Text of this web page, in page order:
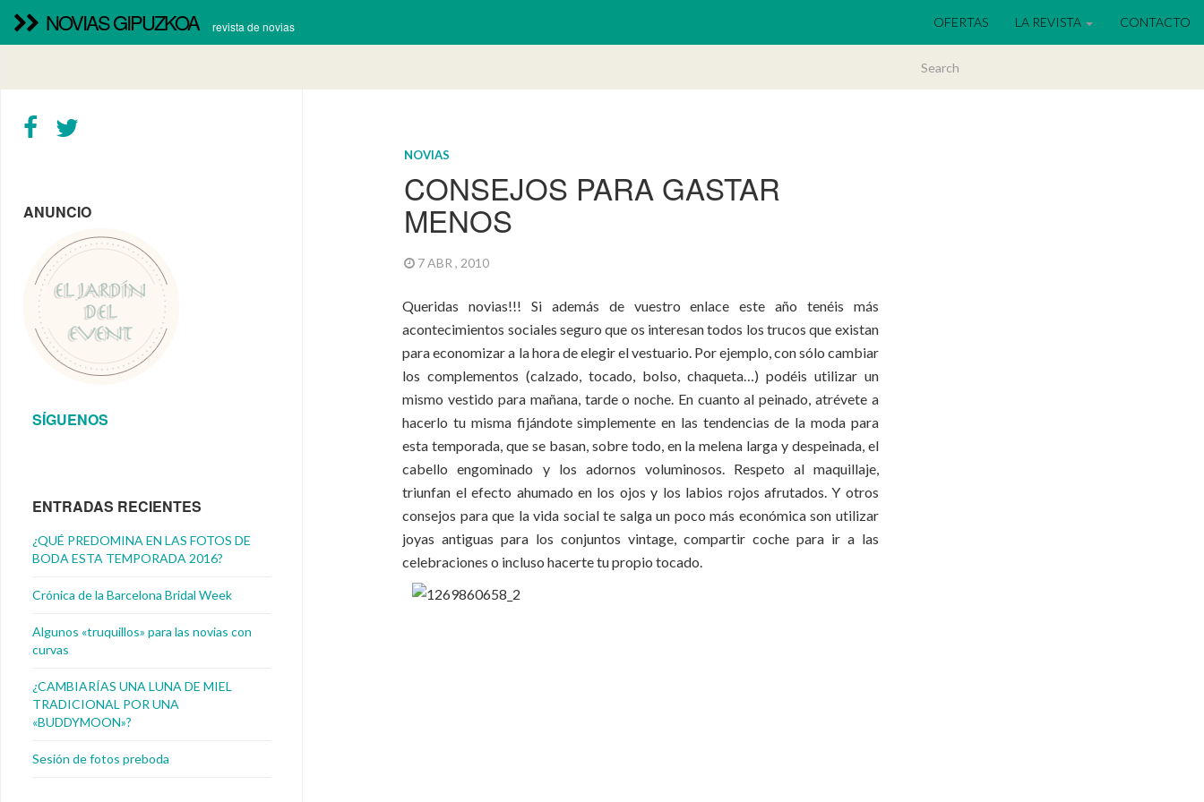
NOVIAS GIPUZKOA revista de novias OFERTAS LA REVISTA CONTACTO
NOVIAS
CONSEJOS PARA GASTAR
MENOS
7 ABR , 2010
Queridas novias!!! Si además de vuestro enlace este año tenéis más
acontecimientos sociales seguro que os interesan todos los trucos que existan
para economizar a la hora de elegir el vestuario. Por ejemplo, con sólo cambiar
los complementos (calzado, tocado, bolso, chaqueta…) podéis utilizar un
mismo vestido para mañana, tarde o noche. En cuanto al peinado, atrévete a
hacerlo tu misma fijándote simplemente en las tendencias de la moda para
esta temporada, que se basan, sobre todo, en la melena larga y despeinada, el
cabello engominado y los adornos voluminosos. Respeto al maquillaje,
triunfan el efecto ahumado en los ojos y los labios rojos afrutados. Y otros
consejos para que la vida social te salga un poco más económica son utilizar
joyas antiguas para los conjuntos vintage, compartir coche para ir a las
celebraciones o incluso hacerte tu propio tocado.
ANUNCIO
SÍGUENOS
ENTRADAS RECIENTES
¿QUÉ PREDOMINA EN LAS FOTOS DE
BODA ESTA TEMPORADA 2016?
Crónica de la Barcelona Bridal Week
Algunos «truquillos» para las novias con
curvas
¿CAMBIARÍAS UNA LUNA DE MIEL
TRADICIONAL POR UNA
«BUDDYMOON»?
Sesión de fotos preboda